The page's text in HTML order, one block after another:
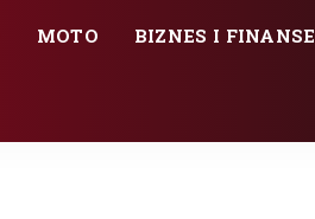
MOTO BIZNES I FINANSE